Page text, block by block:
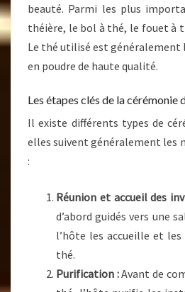
beauté. Parmi les plus
théière, le bol à thé, le fouet à
Le thé utilisé est généralement
en poudre de haute qualité.
Les étapes clés de la cérémonie
Il existe différents types de
elles suivent généralement les
:
Réunion et accueil des
d’abord guidés vers une
l’hôte les accueille et
thé.
Purification :Avant de